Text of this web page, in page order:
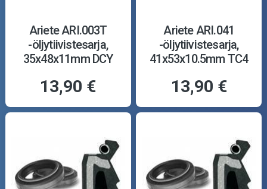
Ariete ARI.003T
-öljytiivistesarja,
35x48x11mm DCY
13,90 €
Ariete ARI.041
-öljytiivistesarja,
41x53x10.5mm TC4
13,90 €